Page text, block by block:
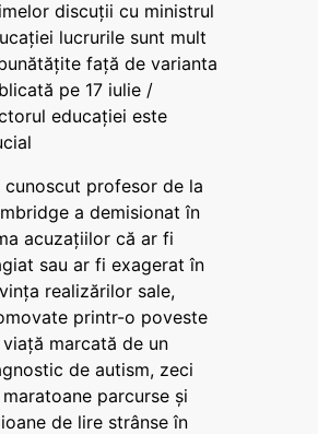
discuții cu ministrul
lucrurile sunt mult
față de varianta
pe 17 iulie /
educației este
cunoscut profesor de la
a demisionat în
acuzațiilor că ar fi
sau ar fi exagerat în
realizărilor sale,
printr-o poveste
marcată de un
de autism, zeci
parcurse și
de lire strânse în